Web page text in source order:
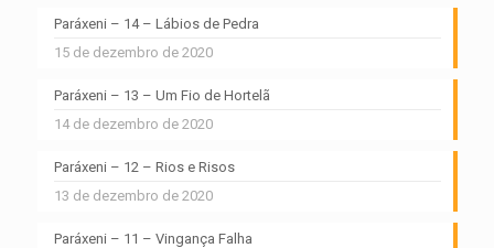
Paráxeni – 14 – Lábios de Pedra
15 de dezembro de 2020
Paráxeni – 13 – Um Fio de Hortelã
14 de dezembro de 2020
Paráxeni – 12 – Rios e Risos
13 de dezembro de 2020
Paráxeni – 11 – Vingança Falha